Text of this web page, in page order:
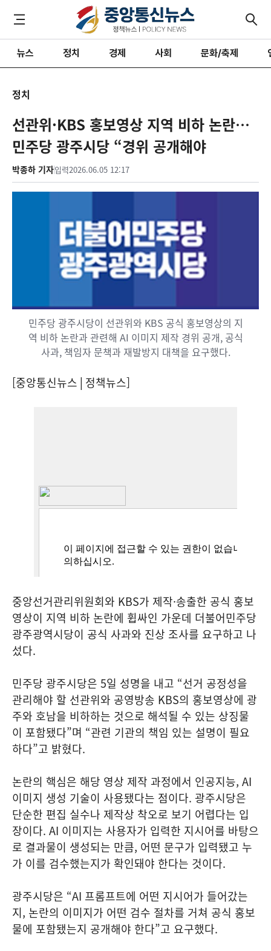
뉴스 정치 경제 사회 문화/축제
정치
선관위·KBS 홍보영상 지역 비하 논란…
민주당 광주시당 “경위 공개해야
박종하 기자입력2026.06.05 12:17
민주당 광주시당이 선관위와 KBS 공식 홍보영상의 지
역 비하 논란과 관련해 AI 이미지 제작 경위 공개, 공식
사과, 책임자 문책과 재발방지 대책을 요구했다.
[중앙통신뉴스│정책뉴스]
중앙선거관리위원회와 KBS가 제작·송출한 공식 홍보
영상이 지역 비하 논란에 휩싸인 가운데 더불어민주당
광주광역시당이 공식 사과와 진상 조사를 요구하고 나
섰다.
민주당 광주시당은 5일 성명을 내고 “선거 공정성을
관리해야 할 선관위와 공영방송 KBS의 홍보영상에 광
주와 호남을 비하하는 것으로 해석될 수 있는 상징물
이 포함됐다”며 “관련 기관의 책임 있는 설명이 필요
하다”고 밝혔다.
논란의 핵심은 해당 영상 제작 과정에서 인공지능, AI
이미지 생성 기술이 사용됐다는 점이다. 광주시당은
단순한 편집 실수나 제작상 착오로 보기 어렵다는 입
장이다. AI 이미지는 사용자가 입력한 지시어를 바탕으
로 결과물이 생성되는 만큼, 어떤 문구가 입력됐고 누
가 이를 검수했는지가 확인돼야 한다는 것이다.
광주시당은 “AI 프롬프트에 어떤 지시어가 들어갔는
지, 논란의 이미지가 어떤 검수 절차를 거쳐 공식 홍보
물에 포함됐는지 공개해야 한다”고 요구했다.